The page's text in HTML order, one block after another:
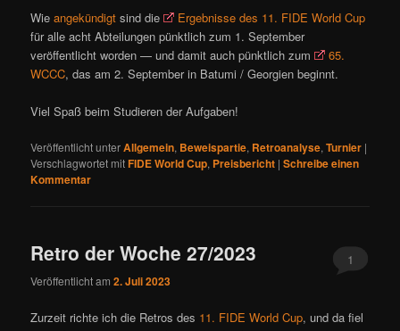
Wieangekündigt sind die
Ergebnisse des 11. FIDE World Cup
für alle acht Abteilungen pünktlich zum 1. September
veröffentlicht worden — und damit auch pünktlich zum
65.
WCCC, das am 2. September in Batumi / Georgien beginnt.
Viel Spaß beim Studieren der Aufgaben!
Veröffentlicht unterAllgemein, Beweispartie, Retroanalyse,Turnier |
Verschlagwortet mitFIDE World Cup, Preisbericht |Schreibe einen
Kommentar
Retro der Woche 27/2023
Veröffentlicht am2. Juli 2023
1
Zurzeit richte ich die Retros des 11. FIDE World Cup, und da fiel